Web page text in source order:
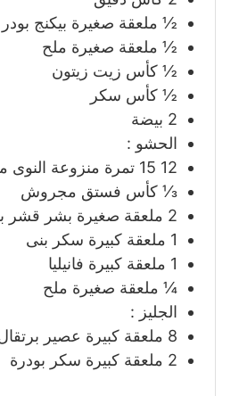
½ ملعقة صغيرة بيكنج بودر
½ ملعقة صغيرة ملح
½ كأس زيت زيتون
½ كأس سكر
2 بيضة
الحشو :
12 15
تمرة منزوعة النوى
⅓ كأس فستق مجروش
2 ملعقة صغيرة بشر قشر
1 ملعقة كبيرة سكر بنى
1 ملعقة كبيرة فانيليا
¼ ملعقة صغيرة ملح
الجليز :
8 ملعقة كبيرة عصير
2 ملعقة كبيرة سكر بودرة